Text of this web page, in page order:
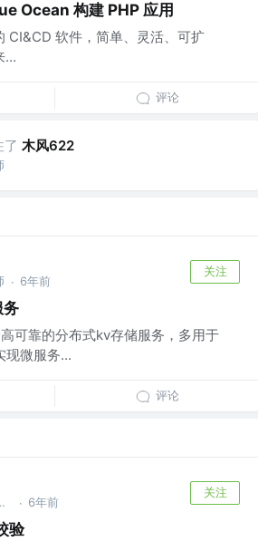
Ocean 构建 PHP 应用
CI&CD 软件，简单、灵活、可扩
...
评论
了 木风622
· 6年前
关注
可靠的分布式kv存储服务，多用于
现微服务...
评论
展向前看 · 6年前
关注
验